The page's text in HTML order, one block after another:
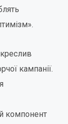
кампанії.
компонент